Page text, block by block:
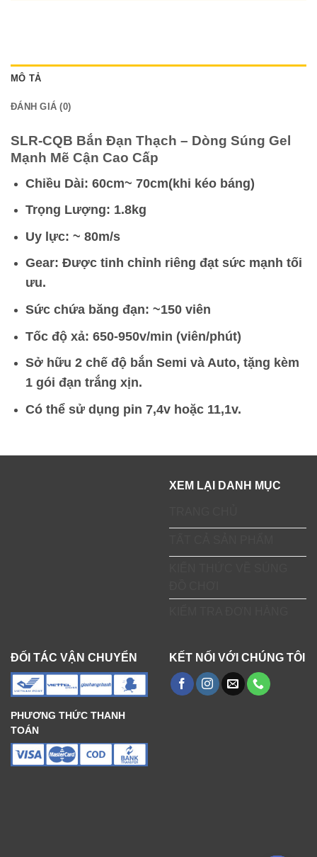
MÔ TẢ
ĐÁNH GIÁ (0)
SLR-CQB Bắn Đạn Thạch – Dòng Súng Gel
Mạnh Mẽ Cận Cao Cấp
Chiều Dài: 60cm~ 70cm(khi kéo báng)
Trọng Lượng: 1.8kg
Uy lực: ~ 80m/s
Gear: Được tinh chỉnh riêng đạt sức mạnh tối
ưu.
Sức chứa băng đạn: ~150 viên
Tốc độ xả: 650-950v/min (viên/phút)
Sở hữu 2 chế độ bắn Semi và Auto, tặng kèm
1 gói đạn trắng xịn.
Có thể sử dụng pin 7,4v hoặc 11,1v.
XEM LẠI DANH MỤC
ĐỐI TÁC VẬN CHUYỂN
PHƯƠNG THỨC THANH
TOÁN
KẾT NỐI VỚI CHÚNG TÔI